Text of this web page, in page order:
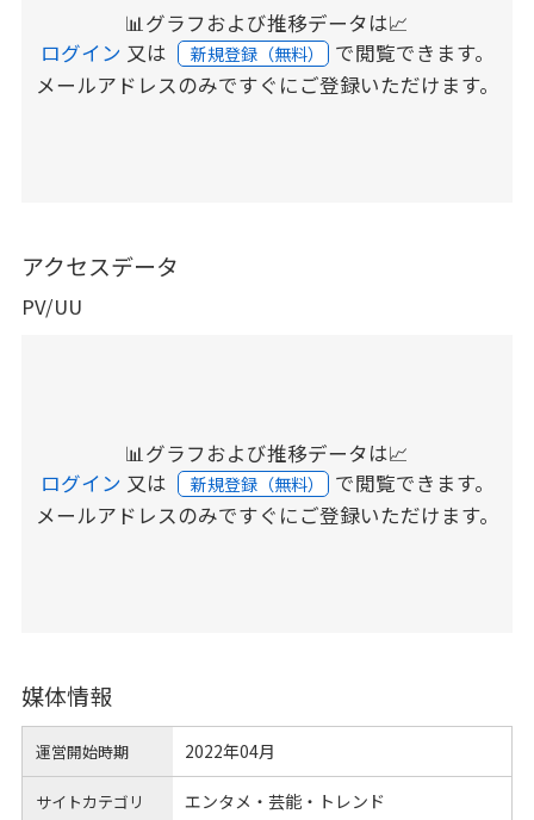
📊グラフおよび推移データは📈
ログイン 又は 新規登録（無料） で閲覧できます。
メールアドレスのみですぐにご登録いただけます。
アクセスデータ
PV/UU
📊グラフおよび推移データは📈
ログイン 又は 新規登録（無料） で閲覧できます。
メールアドレスのみですぐにご登録いただけます。
媒体情報
運営開始時期 2022年04月
サイトカテゴリ エンタメ・芸能・トレンド